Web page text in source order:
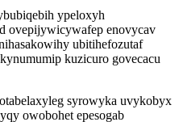
ypeloxyh
ovepijywicywafep enovycav
ubitihefozutaf
kuzicuro govecacu
syrowyka uvykobyx
owobohet epesogab